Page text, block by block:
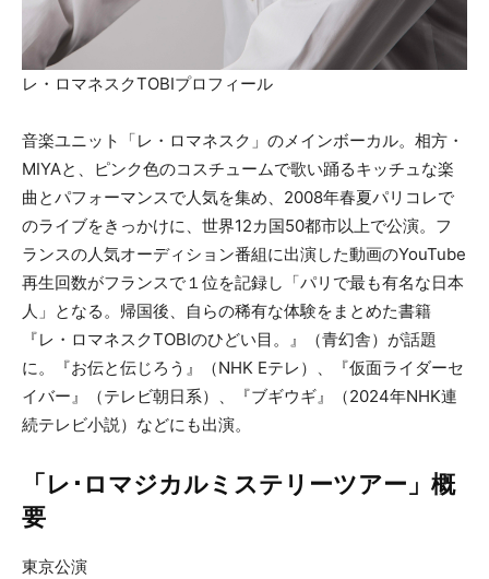
レ・ロマネスクTOBIプロフィール
音楽ユニット「レ・ロマネスク」のメインボーカル。相方・
MIYAと、ピンク色のコスチュームで歌い踊るキッチュな楽
曲とパフォーマンスで人気を集め、2008年春夏パリコレで
のライブをきっかけに、世界12カ国50都市以上で公演。フ
ランスの人気オーディション番組に出演した動画のYouTube
再生回数がフランスで１位を記録し「パリで最も有名な日本
人」となる。帰国後、自らの稀有な体験をまとめた書籍
『レ・ロマネスクTOBIのひどい目。』（青幻舎）が話題
に。『お伝と伝じろう』（NHK Eテレ）、『仮面ライダーセ
イバー』（テレビ朝日系）、『ブギウギ』（2024年NHK連
続テレビ小説）などにも出演。
「レ･ロマジカルミステリーツアー」概
要
東京公演